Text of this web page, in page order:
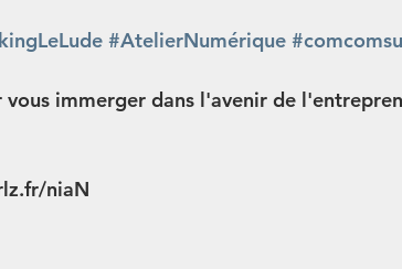
#AtelierNumérique
vous immerger dans l'avenir de
niaN